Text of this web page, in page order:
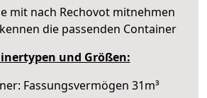
mit nach Rechovot mitnehmen
die passenden Container
und Größen:
Fassungsvermögen 31m³